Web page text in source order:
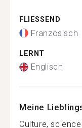
FLIESSEND
Französisch
LERNT
Englisch
Meine
Culture,